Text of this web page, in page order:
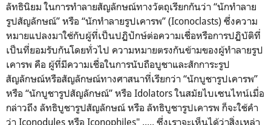
ลัทธินิยม ในการทำลายสัญลักษณ์ทางวัตถุเรียกกันว่า “นักทำลาย
รูปสัญลักษณ์” หรือ “นักทำลายรูปเคารพ” (Iconoclasts) ซึ่งความ
หมายแปลงมาใช้กับผู้ที่เป็นปฏิปักษ์ต่อความเชื่อหรือการปฏิบัติที่
เป็นที่ยอมรับกันโดยทั่วไป ความหมายตรงกันข้ามของผู้ทำลายรูป
เคารพ คือ ผู้ที่มีความเชื่อในการนับถือบูชาและสักการะรูป
สัญลักษณ์หรือสัญลักษณ์ทางศาสนาที่เรียกว่า “นักบูชารูปเคารพ”
หรือ “นักบูชารูปสัญลักษณ์” หรือ Idolators ในสมัยไบเซนไทน์เมื่อ
กล่าวถึง ลัทธิบูชารูปสัญลักษณ์ หรือ ลัทธิบูชารูปเคารพ ก็จะใช้คำ
ว่า Iconodules หรือ Iconophiles" ..... ซึ่งเราจะเห็นได้ว่าสิ่งเหล่า